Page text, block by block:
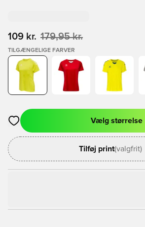
109 kr. 179,95 kr.
TILGÆNGELIGE FARVER
Åbner en Modal til at logge ind eller
Vælg størrelse
Tilføj print(valgfrit)